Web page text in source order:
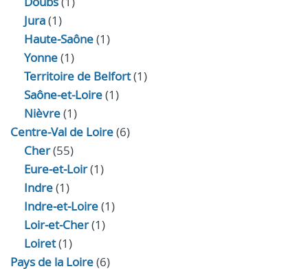
Jura(1)
Haute‑Saône(1)
Yonne(1)
Territoire de Belfort(1)
Saône-et-Loire(1)
Nièvre(1)
Centre-Val de Loire(6)
Cher(55)
Eure‑et‑Loir(1)
Indre(1)
Indre‑et‑Loire(1)
Loir‑et‑Cher(1)
Loiret(1)
Pays de la Loire(6)